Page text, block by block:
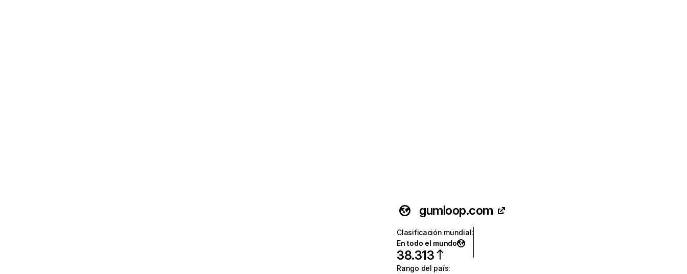
gumloop.com
Clasificación mundial:
En todo el mundo
38.313
Rango del país: